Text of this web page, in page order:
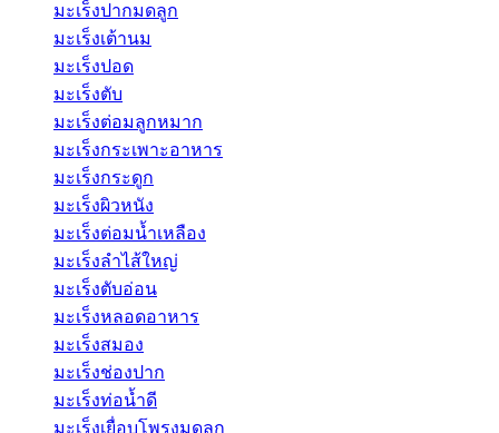
มะเร็งปากมดลูก
มะเร็งเต้านม
มะเร็งปอด
มะเร็งตับ
มะเร็งต่อมลูกหมาก
มะเร็งกระเพาะอาหาร
มะเร็งกระดูก
มะเร็งผิวหนัง
มะเร็งต่อมน้ำเหลือง
มะเร็งลำไส้ใหญ่
มะเร็งตับอ่อน
มะเร็งหลอดอาหาร
มะเร็งสมอง
มะเร็งช่องปาก
มะเร็งท่อน้ำดี
มะเร็งเยื่อบุโพรงมดลูก